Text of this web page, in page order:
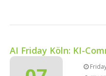
AI Friday Köln: KI-